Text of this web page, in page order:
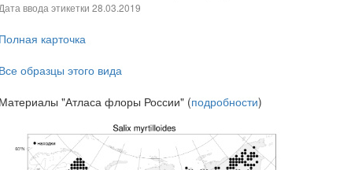
Дата ввода этикетки 28.03.2019
Полная карточка
Все образцы этого вида
Материалы "Атласа флоры России" (подробности)